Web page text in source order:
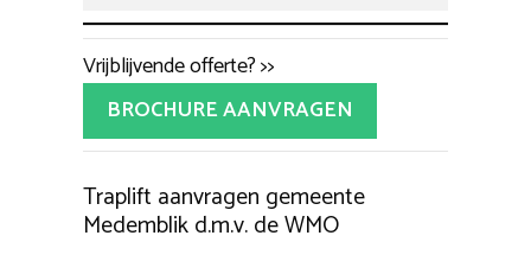
Vrijblijvende offerte? >>
BROCHURE AANVRAGEN
Traplift aanvragen gemeente
Medemblik d.m.v. de WMO